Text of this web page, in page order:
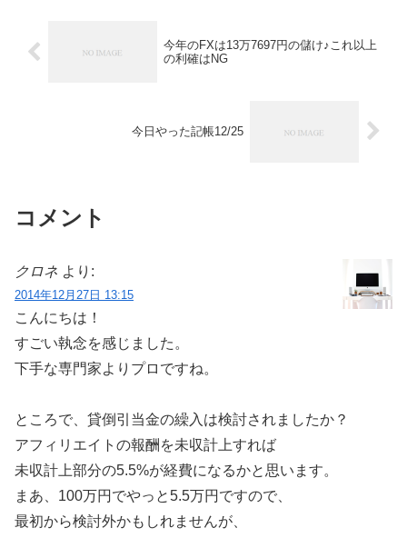
今年のFXは13万7697円の儲け♪これ以上
の利確はNG
今日やった記帳12/25
コメント
クロネ より:
2014年12月27日 13:15
こんにちは！
すごい執念を感じました。
下手な専門家よりプロですね。
ところで、貸倒引当金の繰入は検討されましたか？
アフィリエイトの報酬を未収計上すれば
未収計上部分の5.5%が経費になるかと思います。
まあ、100万円でやっと5.5万円ですので、
最初から検討外かもしれませんが、